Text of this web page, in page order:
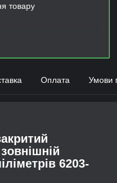
товару
Оплата Умови
6203-